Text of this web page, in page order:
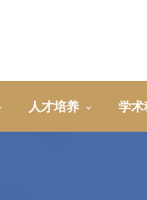
人才培养 学